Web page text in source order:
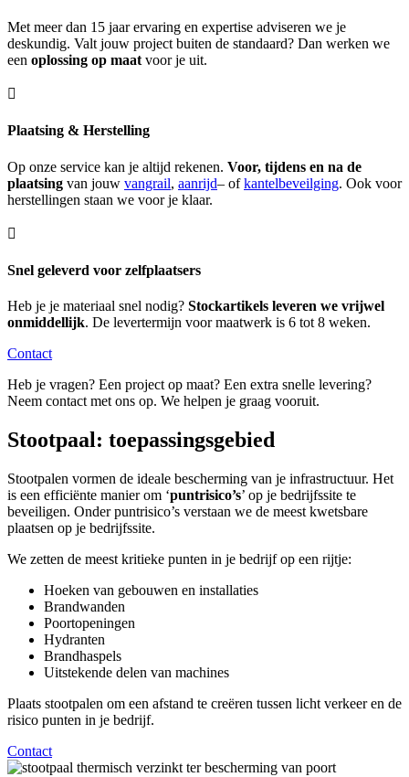
Met meer dan 15 jaar ervaring en expertise adviseren we je
deskundig. Valt jouw project buiten de standaard? Dan werken we
een oplossing op maat voor je uit.

Plaatsing & Herstelling
Op onze service kan je altijd rekenen. Voor, tijdens en na de
plaatsing van jouw vangrail, aanrijd– ofkantelbeveilging. Ook voor
herstellingen staan we voor je klaar.

Snel geleverd voor zelfplaatsers
Heb je je materiaal snel nodig? Stockartikels leveren we vrijwel
onmiddellijk. De levertermijn voor maatwerk is 6 tot 8 weken.
Contact
Heb je vragen? Een project op maat? Een extra snelle levering?
Neem contact met ons op. We helpen je graag vooruit.
Stootpaal: toepassingsgebied
Stootpalen vormen de ideale bescherming van je infrastructuur. Het
is een efficiënte manier om ‘puntrisico’s’ op je bedrijfssite te
beveiligen. Onder puntrisico’s verstaan we de meest kwetsbare
plaatsen op je bedrijfssite.
We zetten de meest kritieke punten in je bedrijf op een rijtje:
Hoeken van gebouwen en installaties
Brandwanden
Poortopeningen
Hydranten
Brandhaspels
Uitstekende delen van machines
Plaats stootpalen om een afstand te creëren tussen licht verkeer en de
risico punten in je bedrijf.
Contact